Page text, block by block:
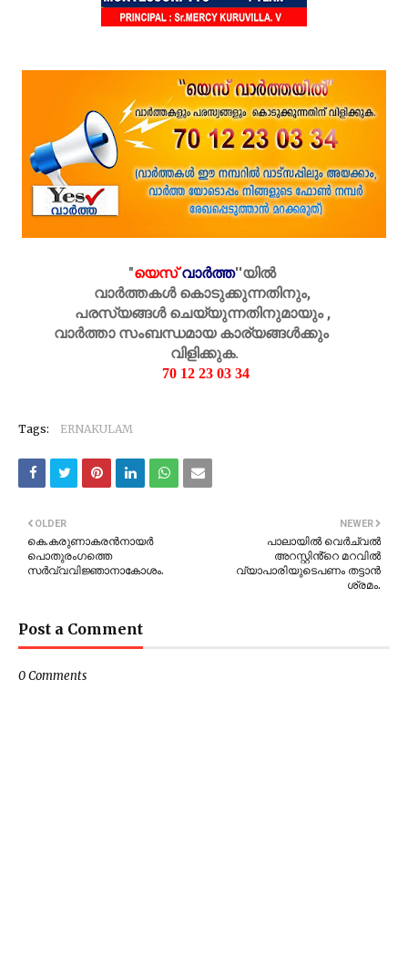
"യെസ് വാർത്ത''യിൽ
വാർത്തകൾ കൊടുക്കുന്നതിനും,
പരസ്യങ്ങൾ ചെയ്യുന്നതിനുമായും ,
വാർത്താ സംബന്ധമായ കാര്യങ്ങൾക്കും
വിളിക്കുക.
70 12 23 03 34
Tags: ERNAKULAM
NEWER
പാലായിൽ വെർച്വൽ
അറസ്റ്റിൻ്റെ മറവിൽ
വ്യാപാരിയുടെപണം തട്ടാൻ‌
ശ്രമം.
OLDER
കെ.കരുണാകരൻനായർ
പൊതുരംഗത്തെ
സർവ്വവിജ്ഞാനാകോശം.
Post a Comment
0 Comments